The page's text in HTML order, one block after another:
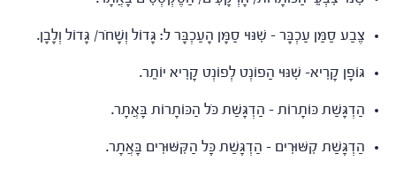
צֶבַע סַמַּן עַכְבָּר – שִׁנּוּי סַמָּן הָעַכְבָּר ל: גָּדוֹל וְשָׁחֹר/ גָּדוֹל וְלָבָן.
גּוֹפָן קָרִיא- שִׁנּוּי הַפוֹנְט לְפוֹנְט קָרִיא יוֹתֵר.
הַדְגָּשַׁת כּוֹתָרוֹת – הַדְגָּשַׁת כֹּל הַכּוֹתָרוֹת בָּאֲתָר.
הַדְגָּשַׁת קִשּׁוּרִים – הַדְגָּשַׁת כָּל הַקִּשּׁוּרִים בָּאֲתָר.